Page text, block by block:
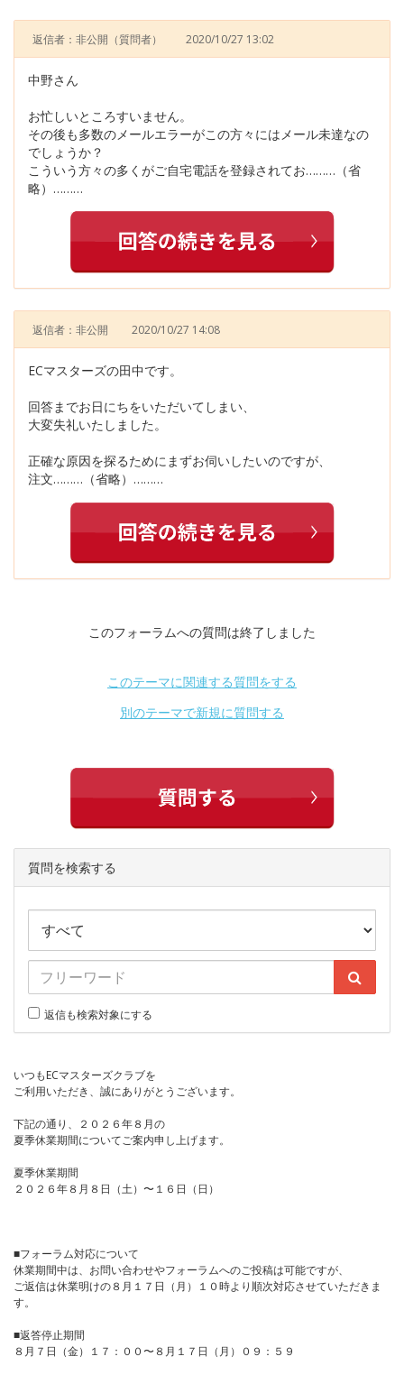
返信者：非公開 （質問者） 2020/10/27 13:02
中野さん
お忙しいところすいません。
その後も多数のメールエラーがこの方々にはメール未達なの
でしょうか？
こういう方々の多くがご自宅電話を登録されてお………（省
略）………
返信者：非公開 2020/10/27 14:08
ECマスターズの田中です。
回答までお日にちをいただいてしまい、
大変失礼いたしました。
正確な原因を探るためにまずお伺いしたいのですが、
注文………（省略）………
このフォーラムへの質問は終了しました
このテーマに関連する質問をする
別のテーマで新規に質問する
質問を検索する
返信も検索対象にする
いつもECマスターズクラブを
ご利用いただき、誠にありがとうございます。
下記の通り、２０２６年８月の
夏季休業期間についてご案内申し上げます。
夏季休業期間
２０２６年８月８日（土）〜１６日（日）
■フォーラム対応について
休業期間中は、お問い合わせやフォーラムへのご投稿は可能ですが、
ご返信は休業明けの８月１７日（月）１０時より順次対応させていただきま
す。
■返答停止期間
８月７日（金）１７：００〜８月１７日（月）０９：５９